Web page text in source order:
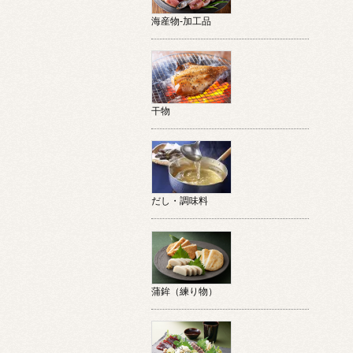
海産物-加工品
干物
だし・調味料
蒲鉾（練り物）